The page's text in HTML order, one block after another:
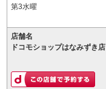
第3水曜
店舗名
ドコモショップはなみずき店